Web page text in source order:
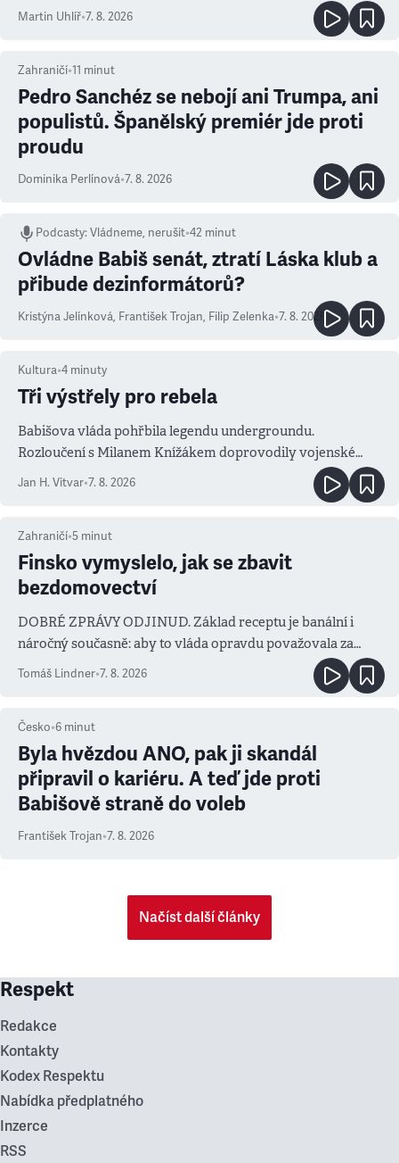
Martin Uhlíř•7. 8. 2026
Zahraničí•11 minut
Pedro Sanchéz se nebojí ani Trumpa, ani
populistů. Španělský premiér jde proti
proudu
Dominika Perlínová•7. 8. 2026
Podcasty:Vládneme, nerušit•42 minut
Ovládne Babiš senát, ztratí Láska klub a
přibude dezinformátorů?
Kristýna Jelínková, František Trojan, Filip Zelenka•7. 8. 2026
Kultura•4 minuty
Tři výstřely pro rebela
Babišova vláda pohřbila legendu undergroundu.
Rozloučení s Milanem Knížákem doprovodily vojenské
salvy i kritika pokrokářů
Jan H. Vitvar•7. 8. 2026
Zahraničí•5 minut
Finsko vymyslelo, jak se zbavit
bezdomovectví
DOBRÉ ZPRÁVY ODJINUD. Základ receptu je banální i
náročný současně: aby to vláda opravdu považovala za
prioritu
Tomáš Lindner•7. 8. 2026
Česko•6 minut
Byla hvězdou ANO, pak ji skandál
připravil o kariéru. A teď jde proti
Babišově straně do voleb
František Trojan•7. 8. 2026
Načíst další články
Respekt
Redakce
Kontakty
Kodex Respektu
Nabídka předplatného
Inzerce
RSS